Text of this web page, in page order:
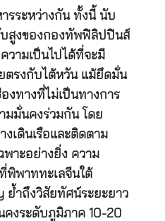
รระหว่างกัน ทั้งนี้ นับ
บสูงของกองทัพฟิลิปปินส์
วามเป็นไปได้ที่จะมี
ตรงกับไต้หวัน แม้ยึดมั่น
งทางที่ไม่เป็นทางการ
มมั่นคงร่วมกัน โดย
งเดินเรือและติดตาม
พาะอย่างยิ่ง ความ
พิพาททะเลจีนใต้
ย้ำถึงวิสัยทัศน์ระยะยาว
งระดับภูมิภาค 10-20